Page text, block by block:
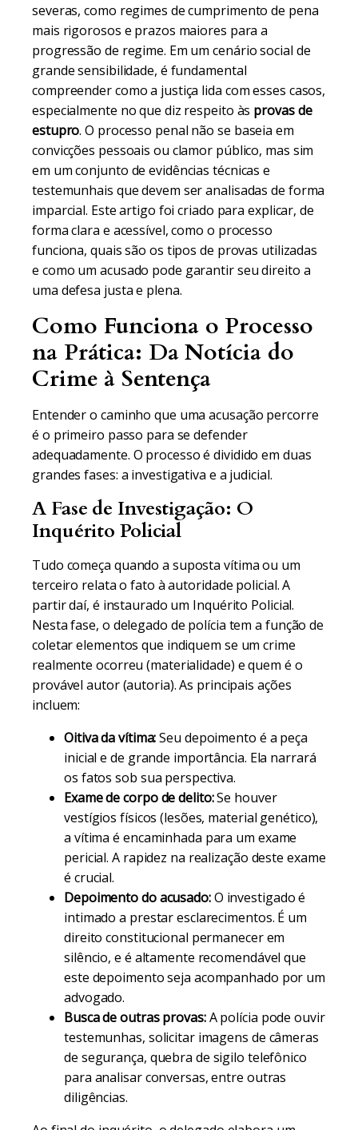
severas, como regimes de cumprimento de pena
mais rigorosos e prazos maiores para a
progressão de regime. Em um cenário social de
grande sensibilidade, é fundamental
compreender como a justiça lida com esses casos,
especialmente no que diz respeito às provas de
estupro. O processo penal não se baseia em
convicções pessoais ou clamor público, mas sim
em um conjunto de evidências técnicas e
testemunhais que devem ser analisadas de forma
imparcial. Este artigo foi criado para explicar, de
forma clara e acessível, como o processo
funciona, quais são os tipos de provas utilizadas
e como um acusado pode garantir seu direito a
uma defesa justa e plena.
Como Funciona o Processo
na Prática: Da Notícia do
Crime à Sentença
Entender o caminho que uma acusação percorre
é o primeiro passo para se defender
adequadamente. O processo é dividido em duas
grandes fases: a investigativa e a judicial.
A Fase de Investigação: O
Inquérito Policial
Tudo começa quando a suposta vítima ou um
terceiro relata o fato à autoridade policial. A
partir daí, é instaurado um Inquérito Policial.
Nesta fase, o delegado de polícia tem a função de
coletar elementos que indiquem se um crime
realmente ocorreu (materialidade) e quem é o
provável autor (autoria). As principais ações
incluem:
Oitiva da vítima:Seu depoimento é a peça
inicial e de grande importância. Ela narrará
os fatos sob sua perspectiva.
Exame de corpo de delito:Se houver
vestígios físicos (lesões, material genético),
a vítima é encaminhada para um exame
pericial. A rapidez na realização deste exame
é crucial.
Depoimento do acusado:O investigado é
intimado a prestar esclarecimentos. É um
direito constitucional permanecer em
silêncio, e é altamente recomendável que
este depoimento seja acompanhado por um
advogado.
Busca de outras provas:A polícia pode ouvir
testemunhas, solicitar imagens de câmeras
de segurança, quebra de sigilo telefônico
para analisar conversas, entre outras
diligências.